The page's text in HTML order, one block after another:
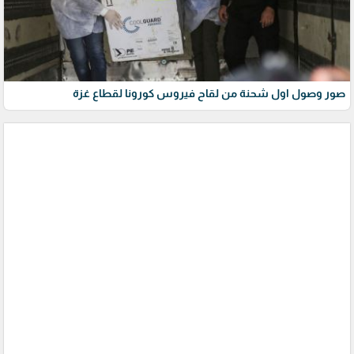
صور وصول اول شحنة من لقاح فيروس كورونا لقطاع غزة